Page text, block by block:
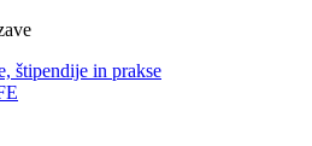
štipendije in prakse